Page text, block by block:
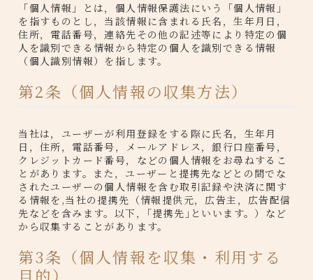
「個人情報」とは，個人情報保護法にいう「個人情報」
を指すものとし，当該情報に含まれる氏名，生年月日，
住所，電話番号，連絡先その他の記述等により特定の個
人を識別できる情報から特定の個人を識別できる情報
（個人識別情報）を指します。
第2条（個人情報の収集方法）
当社は，ユーザーが利用登録をする際に氏名，生年月
日，住所，電話番号，メールアドレス，銀行口座番号，
クレジットカード番号，などの個人情報をお尋ねするこ
とがあります。また，ユーザーと提携先などとの間でな
されたユーザーの個人情報を含む取引記録や決済に関す
る情報を,当社の提携先（情報提供元，広告主，広告配信
先などを含みます。以下，｢提携先｣といいます。）など
から収集することがあります。
第3条（個人情報を収集・利用する
目的）